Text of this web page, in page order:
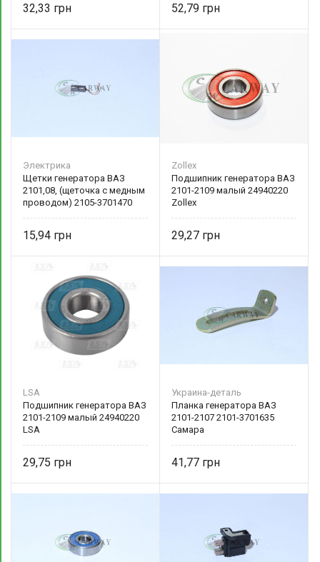
32,33 52,79
Электрика
Щетки генератора ВАЗ
2101,08, (щеточка с медным
проводом) 2105-3701470
15,94
Zollex
Подшипник генератора ВАЗ
2101-2109 малый 24940220
Zollex
29,27
LSA
Подшипник генератора ВАЗ
2101-2109 малый 24940220
LSA
29,75
Украина-деталь
Планка генератора ВАЗ
2101-2107 2101-3701635
Самара
41,77